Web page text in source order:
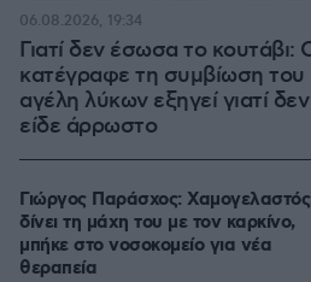
Γιατί δεν έσωσα το
κατέγραφε τη συμβίωση του
αγέλη λύκων εξηγεί γιατί
είδε άρρωστο
06.08.2026, 19:34
Γιώργος Παράσχος:
δίνει τη μάχη του με τον καρκίνο,
μπήκε στο νοσοκομείο για νέα
θεραπεία